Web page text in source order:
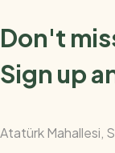
Don't
Sign up
Atatürk Mahallesi,